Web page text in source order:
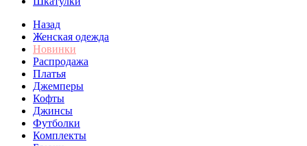
Назад
Женская одежда
Новинки
Распродажа
Платья
Джемперы
Кофты
Джинсы
Футболки
Комплекты